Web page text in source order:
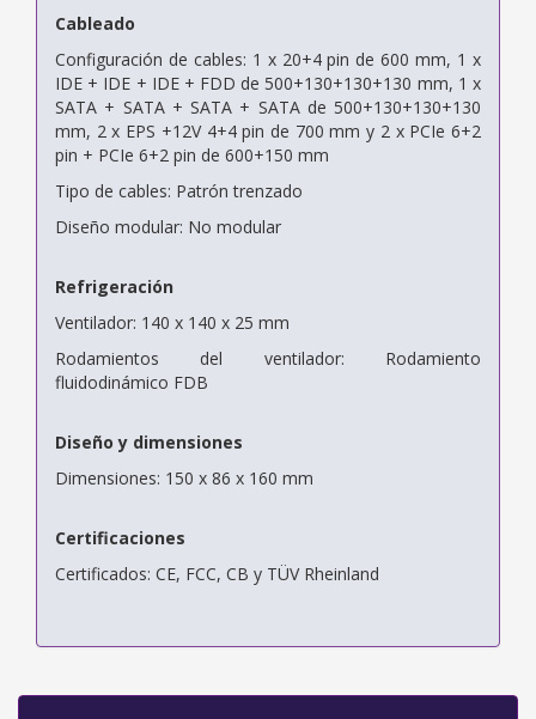
Cableado
Configuración de cables: 1 x 20+4 pin de 600 mm, 1 x
IDE + IDE + IDE + FDD de 500+130+130+130 mm, 1 x
SATA + SATA + SATA + SATA de 500+130+130+130
mm, 2 x EPS +12V 4+4 pin de 700 mm y 2 x PCIe 6+2
pin + PCIe 6+2 pin de 600+150 mm
Tipo de cables: Patrón trenzado
Diseño modular: No modular
Refrigeración
Ventilador: 140 x 140 x 25 mm
Rodamientos del ventilador: Rodamiento
fluidodinámico FDB
Diseño y dimensiones
Dimensiones: 150 x 86 x 160 mm
Certificaciones
Certificados: CE, FCC, CB y TÜV Rheinland